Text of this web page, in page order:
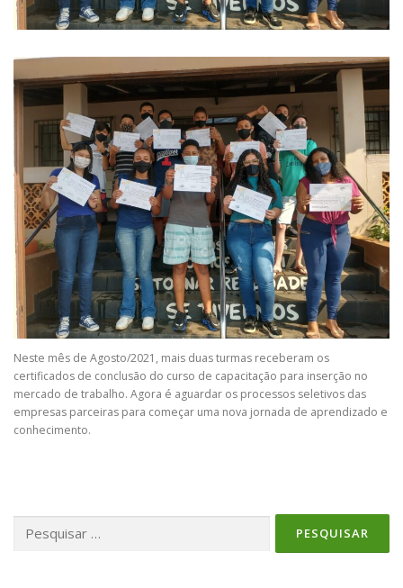
Neste mês de Agosto/2021, mais duas turmas receberam os
certificados de conclusão do curso de capacitação para inserção no
mercado de trabalho. Agora é aguardar os processos seletivos das
empresas parceiras para começar uma nova jornada de aprendizado e
conhecimento.
por: